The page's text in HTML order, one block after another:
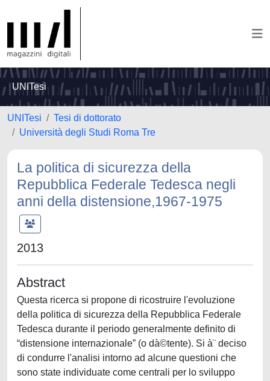
UNITesi
UNITesi
Tesi di dottorato
Università degli Studi Roma Tre
La politica di sicurezza della
Repubblica Federale Tedesca negli
anni della distensione,1967-1975
2013
Abstract
Questa ricerca si propone di ricostruire l'evoluzione
della politica di sicurezza della Repubblica Federale
Tedesca durante il periodo generalmente definito di
“distensione internazionale” (o dà©tente). Si à¨ deciso
di condurre l'analisi intorno ad alcune questioni che
sono state individuate come centrali per lo sviluppo